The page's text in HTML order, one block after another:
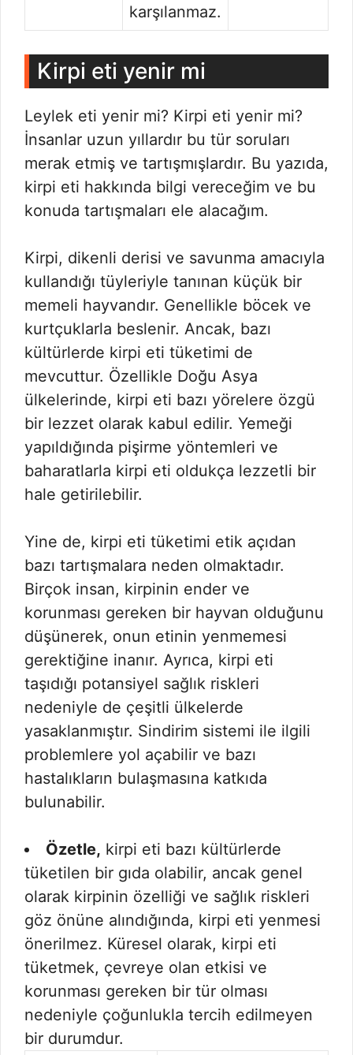
karşılanmaz.
Kirpi eti yenir mi
Leylek eti yenir mi? Kirpi eti yenir mi?
İnsanlar uzun yıllardır bu tür soruları
merak etmiş ve tartışmışlardır. Bu yazıda,
kirpi eti hakkında bilgi vereceğim ve bu
konuda tartışmaları ele alacağım.
Kirpi, dikenli derisi ve savunma amacıyla
kullandığı tüyleriyle tanınan küçük bir
memeli hayvandır. Genellikle böcek ve
kurtçuklarla beslenir. Ancak, bazı
kültürlerde kirpi eti tüketimi de
mevcuttur. Özellikle Doğu Asya
ülkelerinde, kirpi eti bazı yörelere özgü
bir lezzet olarak kabul edilir. Yemeği
yapıldığında pişirme yöntemleri ve
baharatlarla kirpi eti oldukça lezzetli bir
hale getirilebilir.
Yine de, kirpi eti tüketimi etik açıdan
bazı tartışmalara neden olmaktadır.
Birçok insan, kirpinin ender ve
korunması gereken bir hayvan olduğunu
düşünerek, onun etinin yenmemesi
gerektiğine inanır. Ayrıca, kirpi eti
taşıdığı potansiyel sağlık riskleri
nedeniyle de çeşitli ülkelerde
yasaklanmıştır. Sindirim sistemi ile ilgili
problemlere yol açabilir ve bazı
hastalıkların bulaşmasına katkıda
bulunabilir.
Özetle, kirpi eti bazı kültürlerde
tüketilen bir gıda olabilir, ancak genel
olarak kirpinin özelliği ve sağlık riskleri
göz önüne alındığında, kirpi eti yenmesi
önerilmez. Küresel olarak, kirpi eti
tüketmek, çevreye olan etkisi ve
korunması gereken bir tür olması
nedeniyle çoğunlukla tercih edilmeyen
bir durumdur.